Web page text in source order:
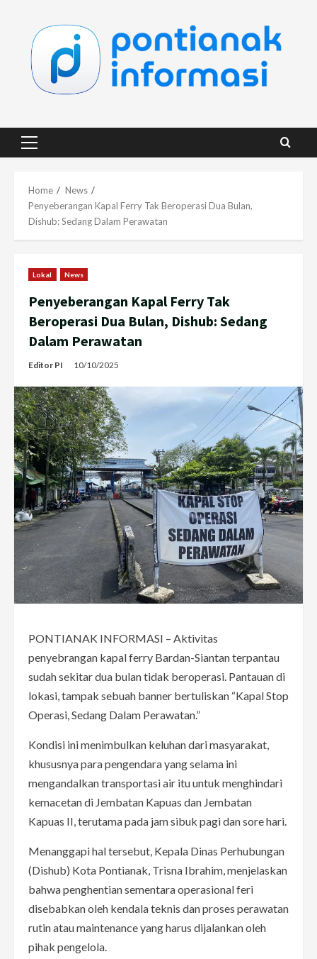
content
Primary
Home
News
Penyeberangan Kapal Ferry Tak Beroperasi Dua Bulan,
Dishub: Sedang Dalam Perawatan
Lokal News
Penyeberangan Kapal Ferry Tak
Beroperasi Dua Bulan, Dishub: Sedang
Dalam Perawatan
Editor PI 10/10/2025
PONTIANAK INFORMASI – Aktivitas
penyebrangan kapal ferry Bardan-Siantan terpantau
sudah sekitar dua bulan tidak beroperasi. Pantauan di
lokasi, tampak sebuah banner bertuliskan “Kapal Stop
Operasi, Sedang Dalam Perawatan.”
Kondisi ini menimbulkan keluhan dari masyarakat,
khususnya para pengendara yang selama ini
mengandalkan transportasi air itu untuk menghindari
kemacetan di Jembatan Kapuas dan Jembatan
Kapuas II, terutama pada jam sibuk pagi dan sore hari.
Menanggapi hal tersebut, Kepala Dinas Perhubungan
(Dishub) Kota Pontianak, Trisna Ibrahim, menjelaskan
bahwa penghentian sementara operasional feri
disebabkan oleh kendala teknis dan proses perawatan
rutin atau maintenance yang harus dijalankan oleh
pihak pengelola.